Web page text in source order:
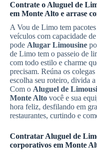
Contrate o Aluguel de
em Monte Alto e arrase
A Vou de Limo tem
veículos com capacidade
pode Alugar Limousine
de Limo tem o passeio de
com todo estilo e charme
precisam. Reúna os
escolha seu roteiro, divida
Com o Aluguel de
Monte Alto você e sua
hora feliz, desfilando em
restaurantes, curtindo e
Contratar Aluguel de
corporativos em Monte